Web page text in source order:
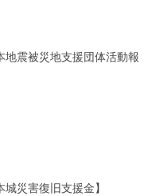
地震被災地支援団体活動報
城災害復旧支援金】